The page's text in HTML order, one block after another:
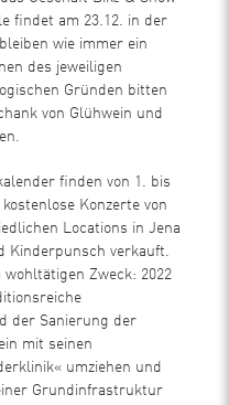
findet am 23.12. in der
wie immer ein
des jeweiligen
Gründen bitten
von Glühwein und
finden von 1. bis
Konzerte von
Locations in Jena
Kinderpunsch verkauft.
Zweck: 2022
der Sanierung der
mit seinen
umziehen und
Grundinfrastruktur